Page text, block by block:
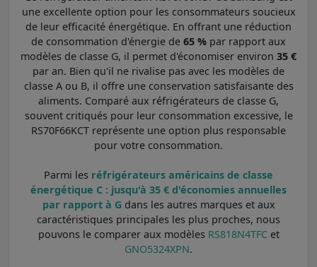
une excellente option pour les consommateurs soucieux
de leur efficacité énergétique. En offrant une réduction
de consommation d'énergie de 65 % par rapport aux
modèles de classe G, il permet d'économiser environ 35 €
par an. Bien qu'il ne rivalise pas avec les modèles de
classe A ou B, il offre une conservation satisfaisante des
aliments. Comparé aux réfrigérateurs de classe G,
souvent critiqués pour leur consommation excessive, le
RS70F66KCT représente une option plus responsable
pour votre consommation.
Parmi les réfrigérateurs américains de classe
énergétique C : jusqu'à 35 € d'économies annuelles
par rapport à Gdans les autres marques et aux
caractéristiques principales les plus proches, nous
pouvons le comparer aux modèles RS818N4TFCet
GNO5324XPN.